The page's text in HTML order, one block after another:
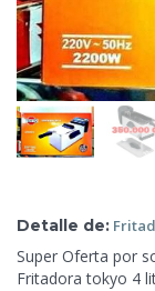
Detalle de:
Super Oferta por
Fritadora tokyo 4